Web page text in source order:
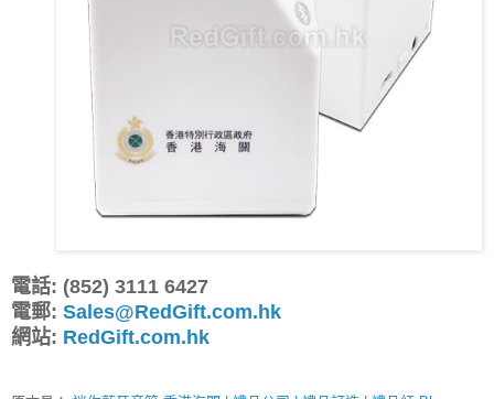
電話: (852) 3111 6427
電郵: Sales@RedGift.com.hk
網站: RedGift.com.hk